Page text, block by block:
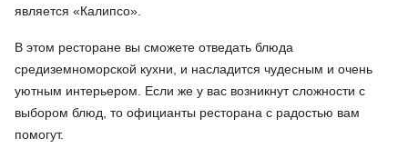
является «Калипсо».
В этом ресторане вы сможете отведать блюда
средиземноморской кухни, и насладится чудесным и очень
уютным интерьером. Если же у вас возникнут сложности с
выбором блюд, то официанты ресторана с радостью вам
помогут.